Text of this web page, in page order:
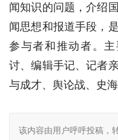
闻知识的问题，介绍
闻思想和报道手段，
参与者和推动者。
讨、编辑手记、记者
与成才、舆论战、史海
该内容由用户呼呼投稿，